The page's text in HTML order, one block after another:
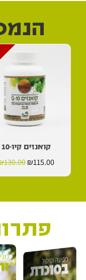
קואנזים קיו-10
130.00₪115.00